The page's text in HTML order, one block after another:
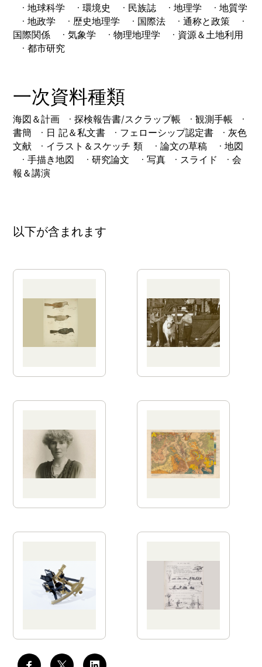
· 地球科学 · 環境史 · 民族誌 · 地理学 · 地質学
· 地政学 · 歴史地理学 · 国際法 · 通称と政策 ·
国際関係 · 気象学 · 物理地理学 · 資源＆土地利用
· 都市研究
一次資料種類
海図＆計画 · 探検報告書/スクラップ帳 · 観測手帳 ·
書簡 · 日 記＆私文書 · フェローシップ認定書 · 灰色
文献 · イラスト＆スケッチ 類 · 論文の草稿 · 地図
· 手描き地図 · 研究論文 · 写真 · スライド · 会
報＆講演
以下が含まれます